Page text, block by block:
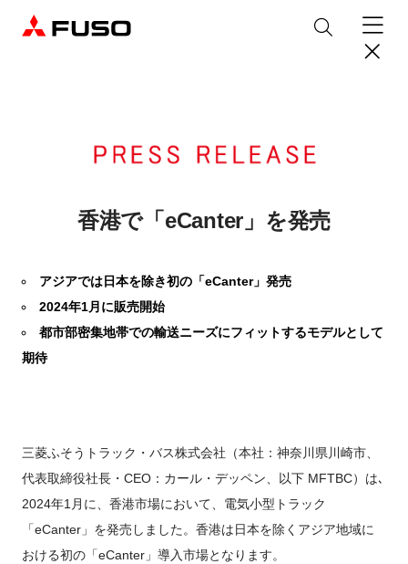
eCanter
小型EVトラック
Canter
Canter EX
小型トラック
Fighter（販売終了モデ
ル）
中型トラック
大型バス
eモビリティ
中古車
ボディビルダーポータルサイト
中古車
カタログ請求
トラックコネクト
& バスコネクト
テレマティクスソリューション
デジタル製品
オンラインパーツショップについて
三菱ふそう純正部品
ふそうバリューパーツ
サービス
純正メンテナンス・車検・点検
レスキューマニュアル・電池の回収・リサイクル
DTFSA企業情報
プライバシーポリシー
オートリース
オートローン
FUSO VALUE
FUSOリース カスタマーサポート
重要なお知らせ
お知らせ
リコール情報
大型車脱輪事故防止活動について
企業情報
ふそうライフ
香港で「eCanter」を発売
アジアでは日本を除き初の「eCanter」発売
2024年1月に販売開始
都市部密集地帯での輸送ニーズにフィットするモデルとして
期待
三菱ふそうトラック・バス株式会社（本社：神奈川県川崎市、
代表取締役社長・CEO：カール・デッペン、以下 MFTBC）は､
2024年1月に、香港市場において、電気小型トラック
「eCanter」を発売しました。香港は日本を除くアジア地域に
おける初の「eCanter」導入市場となります。